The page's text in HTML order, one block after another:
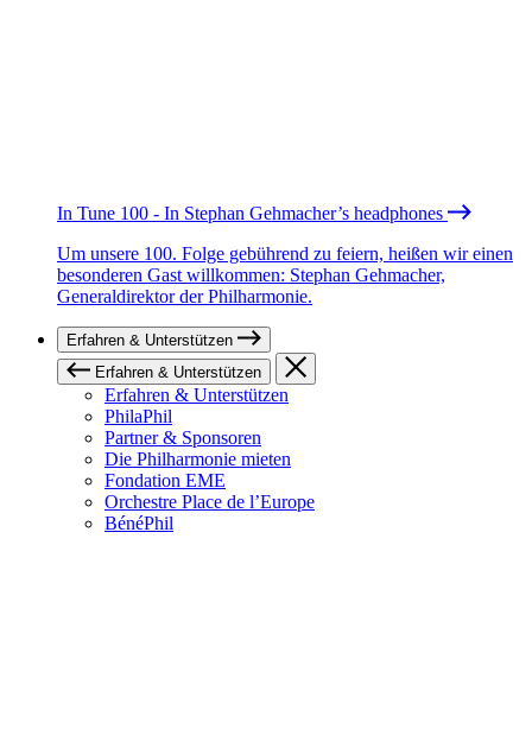
In Tune 100 - In Stephan Gehmacher’s headphones
Um unsere 100. Folge gebührend zu feiern, heißen wir einen
besonderen Gast willkommen: Stephan Gehmacher,
Generaldirektor der Philharmonie.
Erfahren & Unterstützen
Erfahren & Unterstützen
Erfahren & Unterstützen
PhilaPhil
Partner & Sponsoren
Die Philharmonie mieten
Fondation EME
Orchestre Place de l’Europe
BénéPhil